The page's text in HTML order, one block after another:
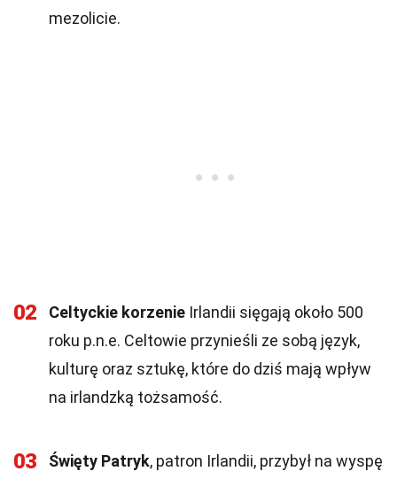
mezolicie.
02 Celtyckie korzenie Irlandii sięgają około 500
roku p.n.e. Celtowie przynieśli ze sobą język,
kulturę oraz sztukę, które do dziś mają wpływ
na irlandzką tożsamość.
03 Święty Patryk, patron Irlandii, przybył na wyspę